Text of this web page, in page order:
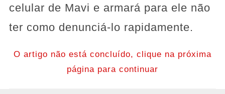
celular de Mavi e armará para ele não
ter como denunciá-lo rapidamente.
O artigo não está concluído, clique na próxima
página para continuar